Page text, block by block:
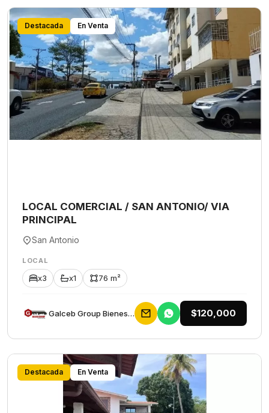
Destacada En Venta
LOCAL COMERCIAL / SAN ANTONIO/ VIA
PRINCIPAL
San Antonio
LOCAL
x3 x1 76 m²
Galceb Group Bienes Raices $120,000
Destacada En Venta